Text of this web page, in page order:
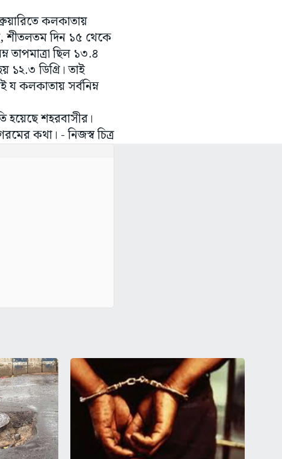
কলকাতায়
শীতলতম দিন ১৫ থেকে
তাপমাত্রা ছিল ১৩.৪
১২.৩ ডিগ্রি। তাই
য কলকাতায় সর্বনিম্ন
হয়েছে শহরবাসীর।
কথা। - নিজস্ব চিত্র